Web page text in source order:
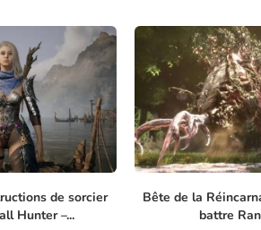
de sorcier
Hunter –...
Bête de la
battre